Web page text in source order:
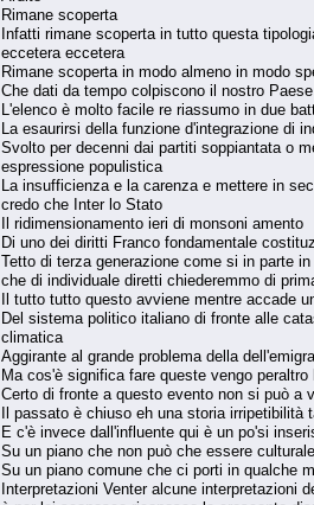
Rimane scoperta
Infatti rimane scoperta in tutto questa
eccetera eccetera
Rimane scoperta in modo almeno in modo
Che dati da tempo colpiscono il nostro Paese
L'elenco è molto facile re riassumo in due
La esaurirsi della funzione d'integrazione di
Svolto per decenni dai partiti soppiantata o
espressione populistica
La insufficienza e la carenza e mettere in
credo che Inter lo Stato
Il ridimensionamento ieri di monsoni amento
Di uno dei diritti Franco fondamentale
Tetto di terza generazione come si in parte
che di individuale diretti chiederemmo di
Il tutto tutto questo avviene mentre accade
Del sistema politico italiano di fronte alle
climatica
Aggirante al grande problema della
Ma cos'è significa fare queste vengo
Certo di fronte a questo evento non si può a
Il passato è chiuso eh una storia irripetibilità
E c'è invece dall'influente qui è un po'si
Su un piano che non può che essere
Su un piano comune che ci porti in qualche
Interpretazioni Venter alcune interpretazioni